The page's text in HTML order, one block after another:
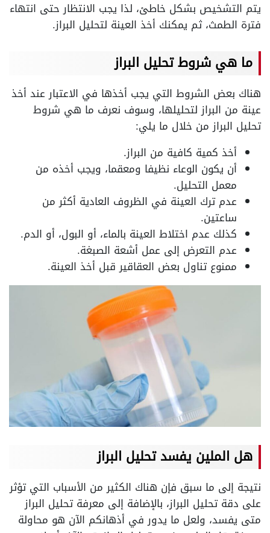
يتم التشخيص بشكل خاطئ، لذا يجب الانتظار حتى انتهاء
فترة الطمث، ثم يمكنك أخذ العينة لتحليل البراز.
ما هي شروط تحليل البراز
هناك بعض الشروط التي يجب أخذها في الاعتبار عند أخذ
عينة من البراز لتحليلها، وسوف نعرف ما هي شروط
تحليل البراز من خلال ما يلي:
أخذ كمية كافية من البراز.
أن يكون الوعاء نظيفا ومعقما، ويجب أخذه من
معمل التحليل.
عدم ترك العينة في الظروف العادية أكثر من
ساعتين.
كذلك عدم اختلاط العينة بالماء، أو البول، أو الدم.
عدم التعرض إلى عمل أشعة الصبغة.
ممنوع تناول بعض العقاقير قبل أخذ العينة.
هل الملين يفسد تحليل البراز
نتيجة إلى ما سبق فإن هناك الكثير من الأسباب التي تؤثر
على دقة تحليل البراز، بالإضافة إلى معرفة تحليل البراز
متى يفسد، ولعل ما يدور في أذهانكم الآن هو محاولة